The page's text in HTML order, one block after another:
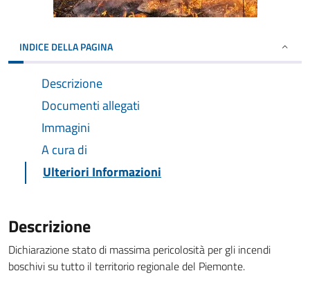
INDICE DELLA PAGINA
Descrizione
Documenti allegati
Immagini
A cura di
Ulteriori Informazioni
Descrizione
Dichiarazione stato di massima pericolosità per gli incendi
boschivi su tutto il territorio regionale del Piemonte.